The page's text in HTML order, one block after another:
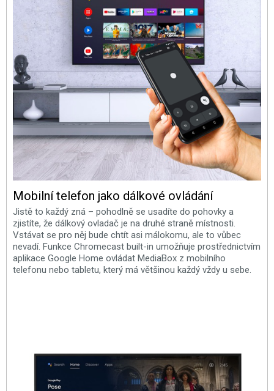
Mobilní telefon jako dálkové ovládání
Jistě to každý zná – pohodlně se usadíte do pohovky a
zjistíte, že dálkový ovladač je na druhé straně místnosti.
Vstávat se pro něj bude chtít asi málokomu, ale to vůbec
nevadí. Funkce Chromecast built-in umožňuje prostřednictvím
aplikace Google Home ovládat MediaBox z mobilního
telefonu nebo tabletu, který má většinou každý vždy u sebe.